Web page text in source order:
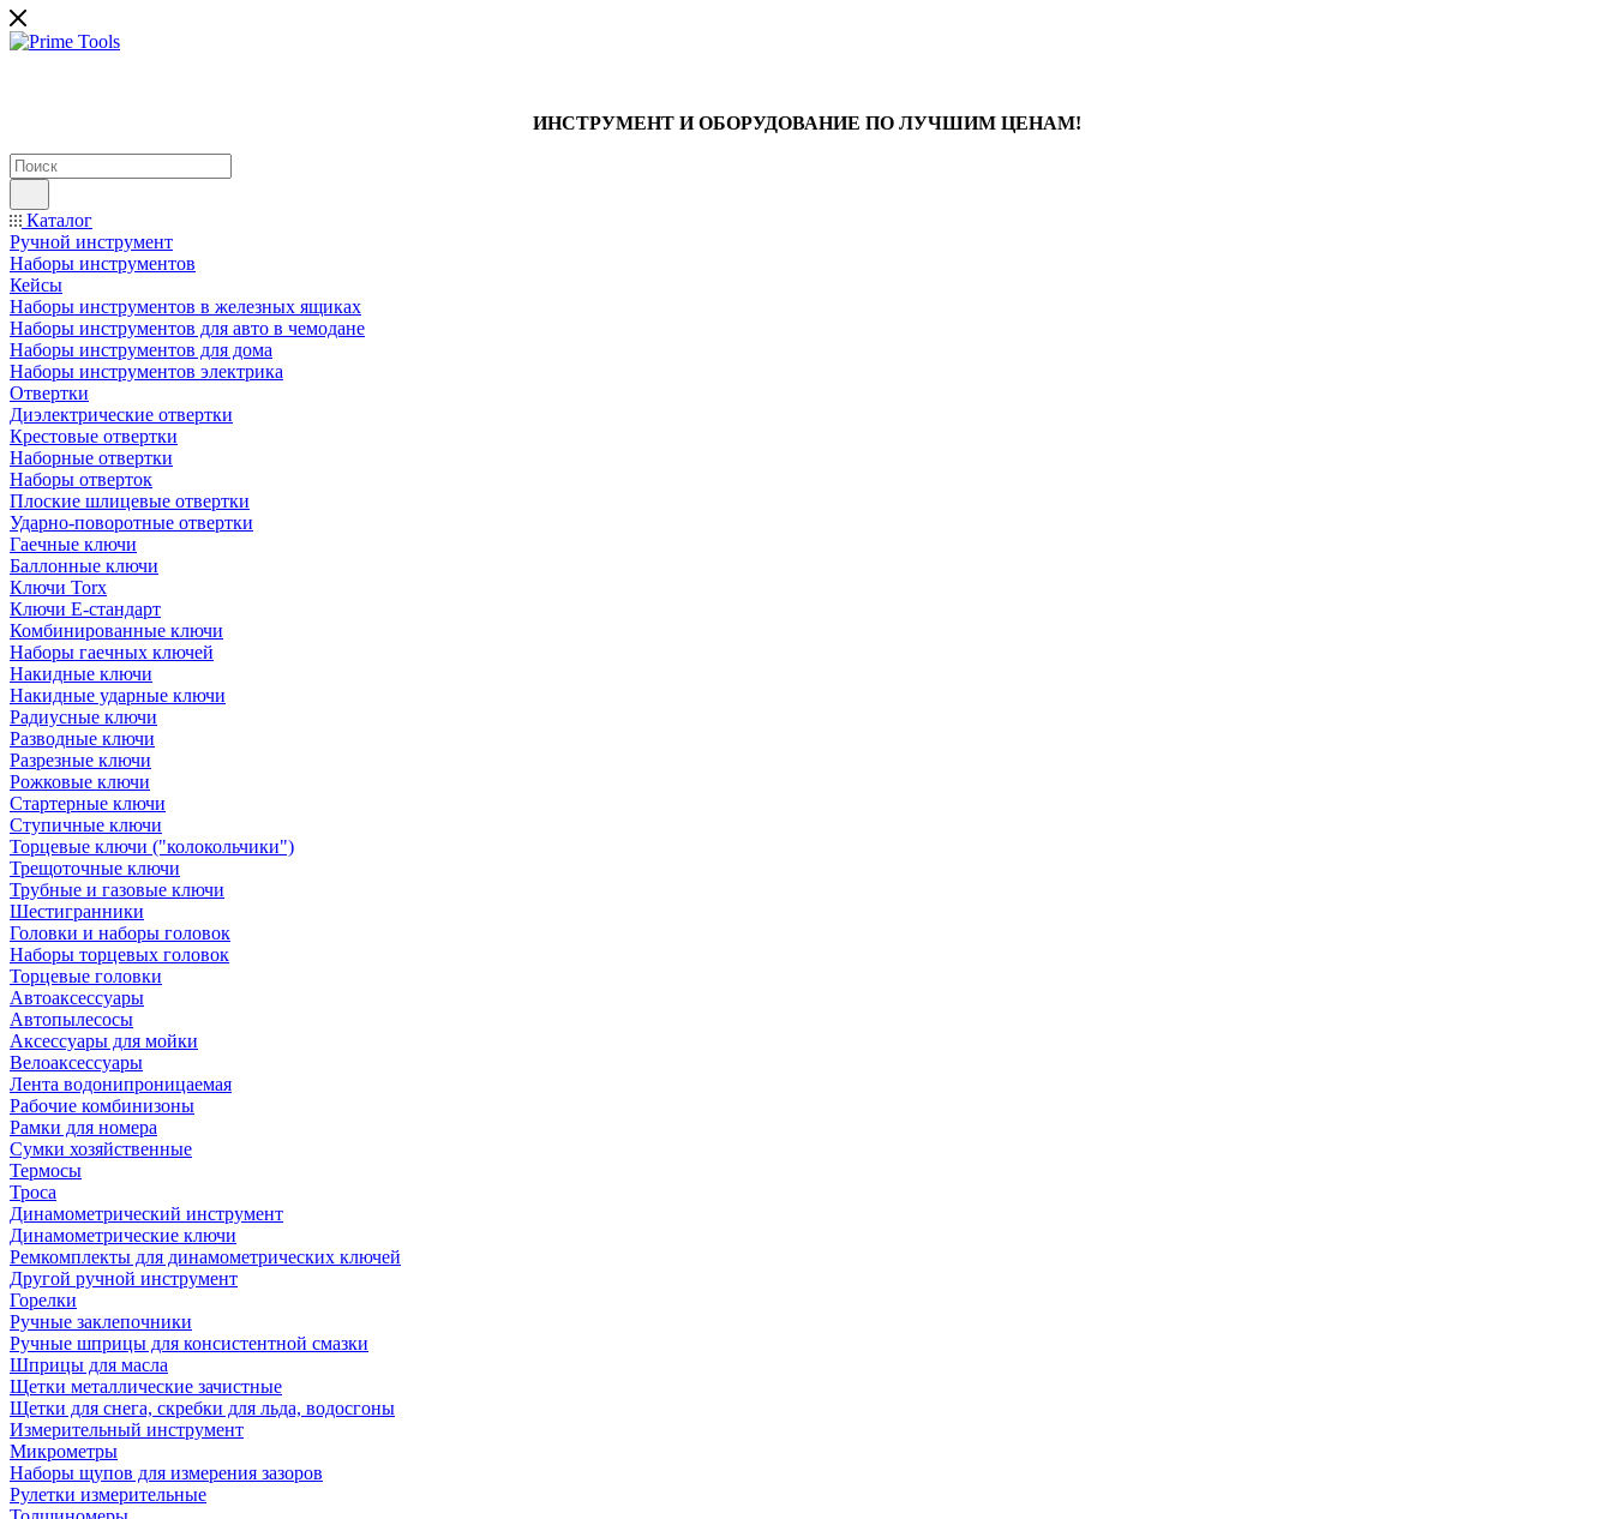
ИНСТРУМЕНТ И ОБОРУДОВАНИЕ ПО ЛУЧШИМ ЦЕНАМ!
Каталог
Ручной инструмент
Наборы инструментов
Кейсы
Наборы инструментов в железных ящиках
Наборы инструментов для авто в чемодане
Наборы инструментов для дома
Наборы инструментов электрика
Отвертки
Диэлектрические отвертки
Крестовые отвертки
Наборные отвертки
Наборы отверток
Плоские шлицевые отвертки
Ударно-поворотные отвертки
Гаечные ключи
Баллонные ключи
Ключи Torx
Ключи Е-стандарт
Комбинированные ключи
Наборы гаечных ключей
Накидные ключи
Накидные ударные ключи
Радиусные ключи
Разводные ключи
Разрезные ключи
Рожковые ключи
Стартерные ключи
Ступичные ключи
Торцевые ключи ("колокольчики")
Трещоточные ключи
Трубные и газовые ключи
Шестигранники
Головки и наборы головок
Наборы торцевых головок
Торцевые головки
Автоаксессуары
Автопылесосы
Аксессуары для мойки
Велоаксессуары
Лента водонипроницаемая
Рабочие комбинизоны
Рамки для номера
Сумки хозяйственные
Термосы
Троса
Динамометрический инструмент
Динамометрические ключи
Ремкомплекты для динамометрических ключей
Другой ручной инструмент
Горелки
Ручные заклепочники
Ручные шприцы для консистентной смазки
Шприцы для масла
Щетки металлические зачистные
Щетки для снега, скребки для льда, водосгоны
Измерительный инструмент
Микрометры
Наборы щупов для измерения зазоров
Рулетки измерительные